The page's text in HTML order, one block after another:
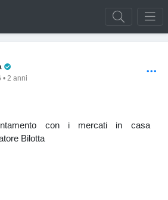
2 anni
con i mercati in casa
Bilotta